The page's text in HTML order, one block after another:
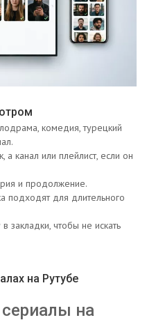
комедия, турецкий
а канал или плейлист, если он
и продолжение.
подходят для длительного
закладки, чтобы не искать
на Рутубе
на